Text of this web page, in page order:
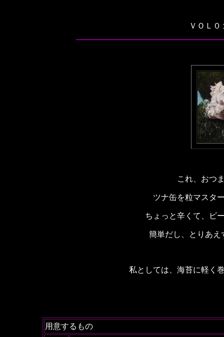
ＶＯＬ
これ、おつ
ツナ缶を粒マスタ
ちょっと辛くて、ビ
簡単だし、とりあえ
私としては、海苔に軽く
用意するもの